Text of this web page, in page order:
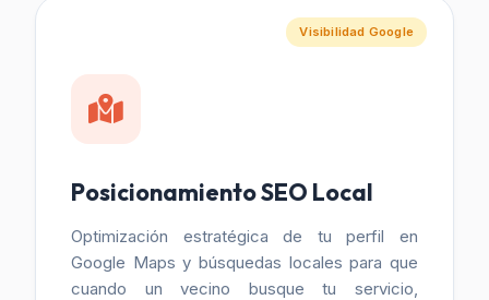
Visibilidad Google
Posicionamiento SEO Local
Optimización estratégica de tu perfil en
Google Maps y búsquedas locales para que
cuando un vecino busque tu servicio,